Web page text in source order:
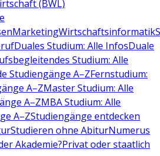
(BWL)
MarketingWirtschaftsinformatik
Duales Studium: Alle InfosDuale
Studium: Alle
Studiengänge A–ZFernstudium:
A–ZMaster Studium: Alle
A–ZMBA Studium: Alle
A–ZStudiengänge entdecken
Studieren ohne AbiturNumerus
Akademie?Privat oder staatlich